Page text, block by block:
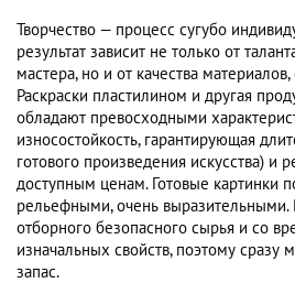
Творчество — процесс сугубо
результат зависит не только от
мастера, но и от качества
Раскраски пластилином и другая
обладают превосходными
износостойкость, гарантирующая
готового произведения искусства) и
доступным ценам. Готовые картинки
рельефными, очень выразительными.
отборного безопасного сырья и со
изначальных свойств, поэтому сразу
запас.